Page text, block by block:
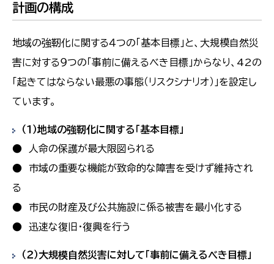
計画の構成
地域の強靭化に関する４つの「基本目標」と、大規模自然災
害に対する９つの「事前に備えるべき目標」からなり、42の
「起きてはならない最悪の事態（リスクシナリオ）」を設定し
ています。
（１）地域の強靭化に関する「基本目標」
● 人命の保護が最大限図られる
● 市域の重要な機能が致命的な障害を受けず維持され
る
● 市民の財産及び公共施設に係る被害を最小化する
● 迅速な復旧・復興を行う
（２）大規模自然災害に対して「事前に備えるべき目標」